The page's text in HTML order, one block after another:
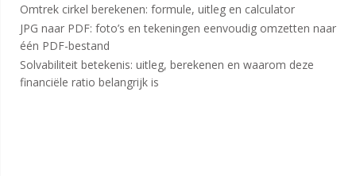
Omtrek cirkel berekenen: formule, uitleg en calculator
JPG naar PDF: foto’s en tekeningen eenvoudig omzetten naar
één PDF-bestand
Solvabiliteit betekenis: uitleg, berekenen en waarom deze
financiële ratio belangrijk is